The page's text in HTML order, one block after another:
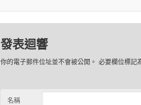
發表迴響
你的電子郵件位址並不會被公開。 必要欄位標記
名稱